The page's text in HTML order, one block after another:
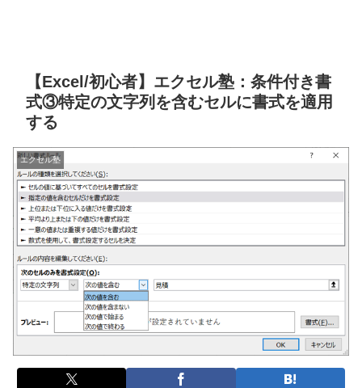
【Excel/初心者】エクセル塾：条件付き書
式③特定の文字列を含むセルに書式を適用
する
エクセル塾